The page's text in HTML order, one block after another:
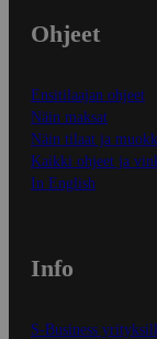
Ohjeet
Ensitilaajan ohjeet
Näin maksat
Näin tilaat ja
Kaikki ohjeet ja
In English
Info
S-Business